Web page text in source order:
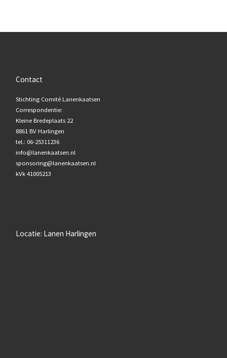
Contact
Stichting Comité Lanenkaatsen
Correspondentie:
Kleine Bredeplaats 22
8861 BV Harlingen
tel.: 06-25311236
info@lanenkaatsen.nl
sponsoring@lanenkaatsen.nl
kVk 41005213
Locatie: Lanen Harlingen